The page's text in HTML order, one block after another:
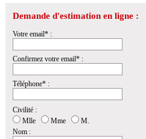
Demande d'estimation en ligne :
Votre email* :
Confirmez votre email* :
Téléphone* :
Civilité :
Mlle
Mme
M.
Nom :